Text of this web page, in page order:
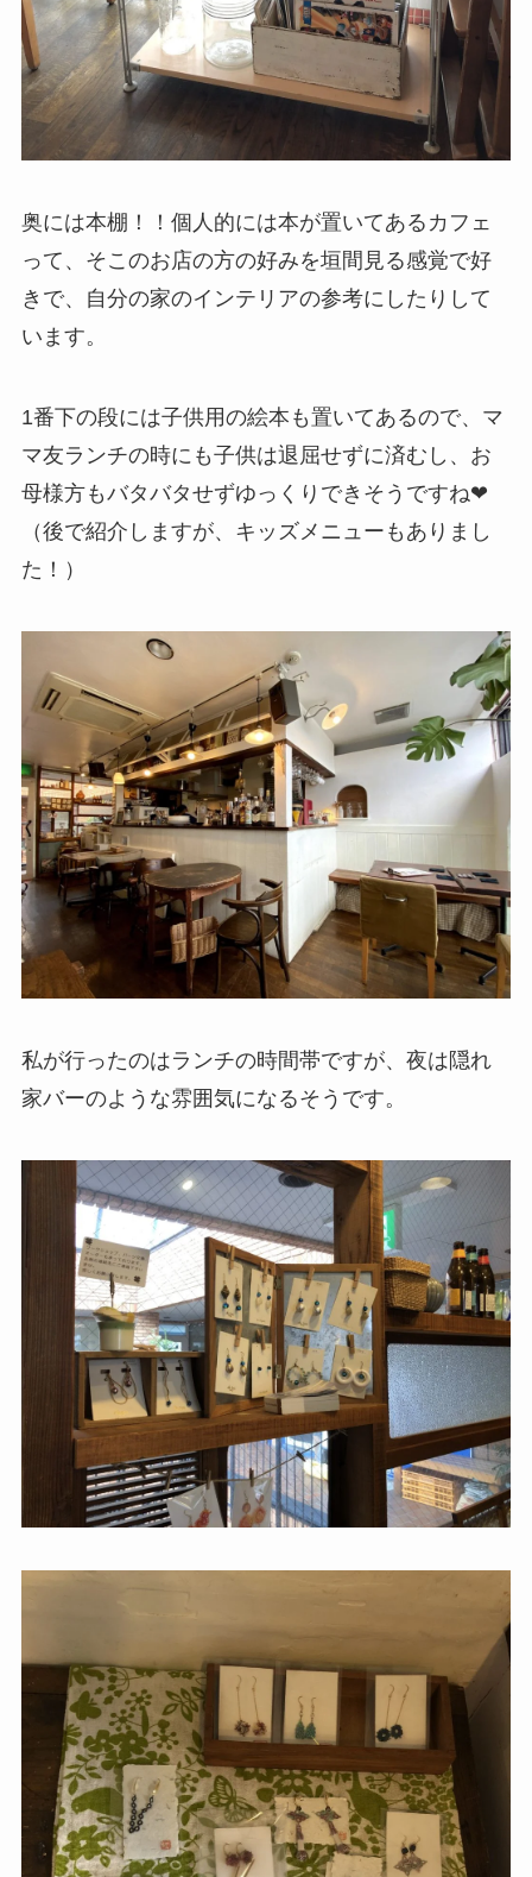
奥には本棚！！個人的には本が置いてあるカフェ
って、そこのお店の方の好みを垣間見る感覚で好
きで、自分の家のインテリアの参考にしたりして
います。
1番下の段には子供用の絵本も置いてあるので、マ
マ友ランチの時にも子供は退屈せずに済むし、お
母様方もバタバタせずゆっくりできそうですね❤︎
（後で紹介しますが、キッズメニューもありまし
た！）
私が行ったのはランチの時間帯ですが、夜は隠れ
家バーのような雰囲気になるそうです。